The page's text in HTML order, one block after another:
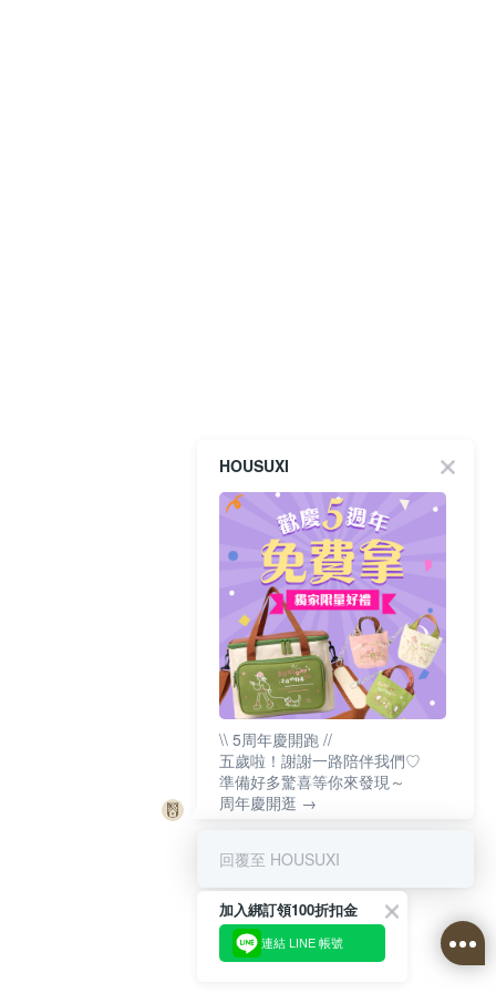
HOUSUXI
\\ 5周年慶開跑 //
五歲啦！謝謝一路陪伴我們♡
準備好多驚喜等你來發現～
周年慶開逛 →
回覆至 HOUSUXI
加入綁訂領100折扣金
連結 LINE 帳號